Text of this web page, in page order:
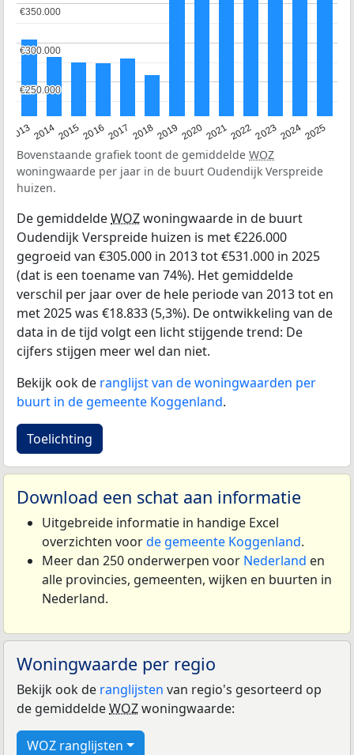
20132014201520162017 20182019 202020212022202320242025
€250.000
€250.000
€300.000
€300.000
€350.000
€350.000
Bovenstaande grafiek toont de gemiddelde WOZ
woningwaarde per jaar in de buurt Oudendijk Verspreide
huizen.
De gemiddeldeWOZwoningwaarde in de buurt
Oudendijk Verspreide huizen is met €226.000
gegroeid van €305.000 in 2013 tot €531.000 in 2025
(dat is een toename van 74%). Het gemiddelde
verschil per jaar over de hele periode van 2013 tot en
met 2025 was €18.833 (5,3%). De ontwikkeling van de
data in de tijd volgt een licht stijgende trend: De
cijfers stijgen meer wel dan niet.
Bekijk ook de ranglijst van de woningwaarden per
buurt in de gemeente Koggenland.
Toelichting
Download een schat aan informatie
Uitgebreide informatie in handige Excel
overzichten voorde gemeente Koggenland.
Meer dan 250 onderwerpen voor Nederland en
alle provincies, gemeenten, wijken en buurten in
Nederland.
Woningwaarde per regio
Bekijk ook de ranglijsten van regio's gesorteerd op
de gemiddeldeWOZwoningwaarde:
WOZ ranglijsten